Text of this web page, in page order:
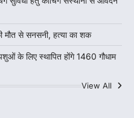
मौत से सनसनी, हत्या का शक
के लिए स्थापित होंगे 1460 गौधाम
View All